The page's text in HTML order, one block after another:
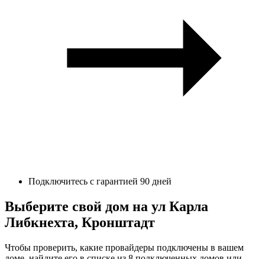
Подключитесь с гарантией 90 дней
Выберите свой дом на ул Карла
Либкнехта, Кронштадт
Чтобы проверить, какие провайдеры подключены в вашем